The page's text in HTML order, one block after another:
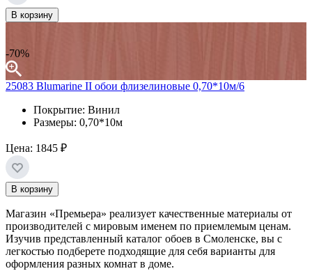
В корзину
-70%
25083 Blumarine II обои флизелиновые 0,70*10м/6
Покрытие: Винил
Размеры: 0,70*10м
Цена: 1845 ₽
В корзину
Магазин «Премьера» реализует качественные материалы от
производителей с мировым именем по приемлемым ценам.
Изучив представленный каталог обоев в Смоленске, вы с
легкостью подберете подходящие для себя варианты для
оформления разных комнат в доме.